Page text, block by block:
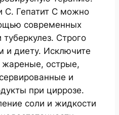
C. Гепатит C можно
современных
Строго
и диету. Исключите
острые,
и
при циррозе.
соли и жидкости